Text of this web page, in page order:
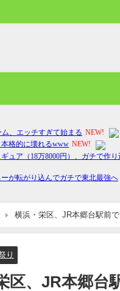
横浜・栄区、JR本郷台駅前
り
区、JR本郷台